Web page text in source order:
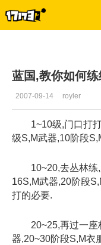
蓝国,教你如何
2007-09-14 royler
1~10级,门口打打
级S,M武器,10阶段
10~20,去丛林练,
16S,M武器,20阶段
打的必要.
20~25,再过一座
器,20~30阶段S,M衣